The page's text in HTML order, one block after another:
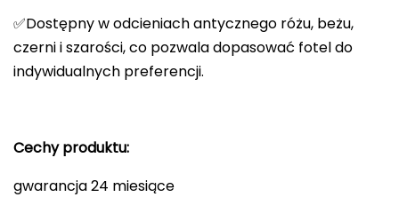
✅Dostępny w odcieniach antycznego różu, beżu,
czerni i szarości, co pozwala dopasować fotel do
indywidualnych preferencji.
Cechy produktu:
gwarancja 24 miesiące